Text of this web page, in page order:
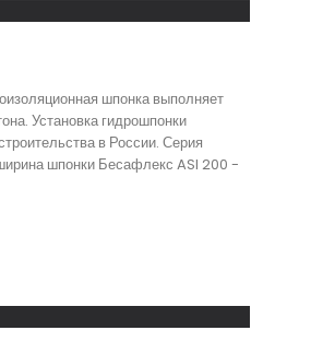
шпонка выполняет
Установка гидрошпонки
в России. Серия
шпонки Бесафлекс ASI 200 -